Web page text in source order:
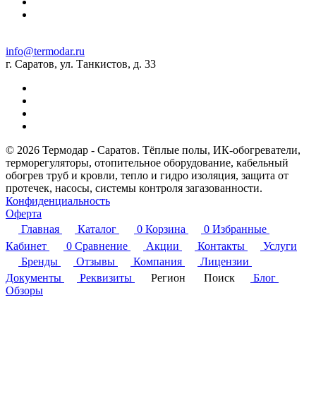
info@termodar.ru
г. Саратов, ул. Танкистов, д. 33
© 2026 Термодар - Саратов. Тёплые полы, ИК-обогреватели,
терморегуляторы, отопительное оборудование, кабельный
обогрев труб и кровли, тепло и гидро изоляция, защита от
протечек, насосы, системы контроля загазованности.
Конфиденциальность
Оферта
Главная
Каталог 0 Корзина 0 Избранные
Кабинет
0 Сравнение Акции Контакты
Услуги
Бренды
Отзывы Компания
Лицензии
Документы
Реквизиты Регион Поиск
Блог
Обзоры